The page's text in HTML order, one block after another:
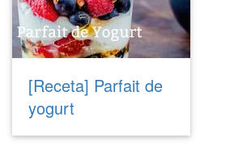
[Receta] Parfait de
yogurt